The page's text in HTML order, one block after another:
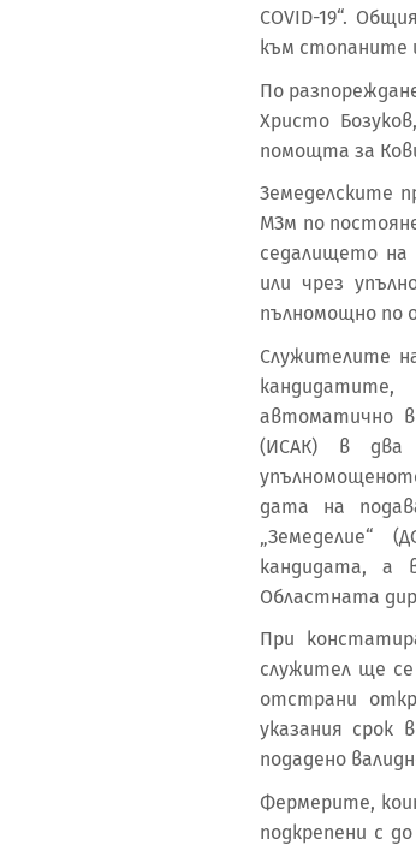
COVID-19“.
към стопаните
По
Христо
помощта за
Земеделските
МЗм по
седалището на
или чрез
пълномощно по
Служителите
автоматично
(ИСАК) в два
дата на
„Земеделие“
кандидата, а
Областната
При
служител ще
отстрани
указания
подадено
Фермерите,
подкрепени с